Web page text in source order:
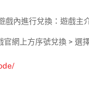
戲內進行兌換：遊戲主
網上方序號兌換 > 選